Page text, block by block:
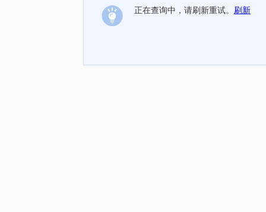
正在查询中，请刷新重试。 刷新